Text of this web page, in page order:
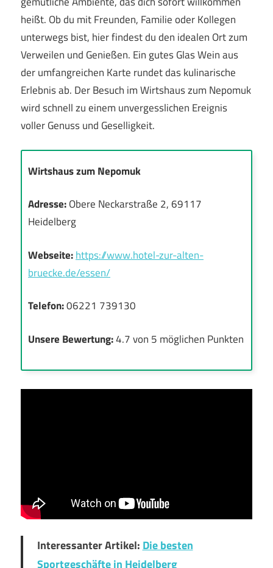
heißt. Ob du mit Freunden, Familie oder Kollegen
unterwegs bist, hier findest du den idealen Ort zum
Verweilen und Genießen. Ein gutes Glas Wein aus
der umfangreichen Karte rundet das kulinarische
Erlebnis ab. Der Besuch im Wirtshaus zum Nepomuk
wird schnell zu einem unvergesslichen Ereignis
voller Genuss und Geselligkeit.
Wirtshaus zum Nepomuk
Adresse:Obere Neckarstraße 2, 69117
Heidelberg
Webseite:https://www.hotel-zur-alten-
bruecke.de/essen/
Telefon:06221 739130
Unsere Bewertung:4.7 von 5 möglichen Punkten
Interessanter Artikel: Die besten
Sportgeschäfte in Heidelberg